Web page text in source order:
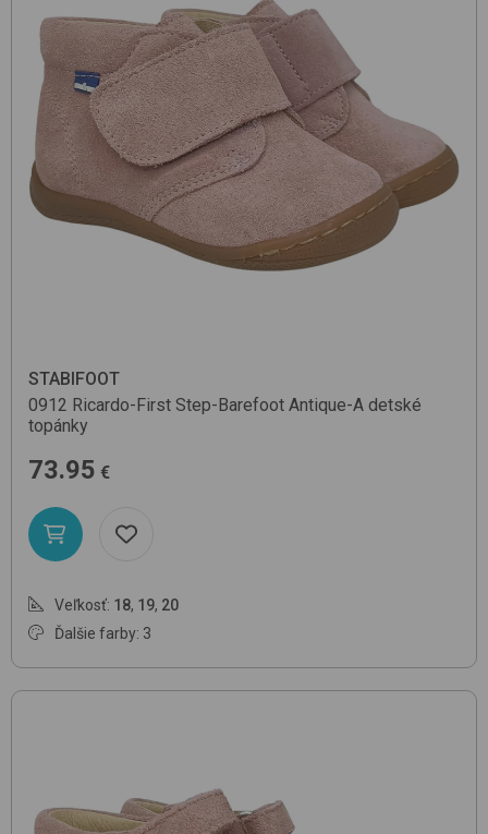
STABIFOOT
0912 Ricardo-First Step-Barefoot Antique-A detské
topánky
73.95 €
Veľkosť: 18, 19, 20
Ďalšie farby: 3